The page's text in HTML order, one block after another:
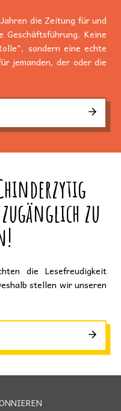
die Zeitung für und
Keine
sondern eine echte
jemanden, der oder die
zu
die Lesefreudigkeit
stellen wir unseren